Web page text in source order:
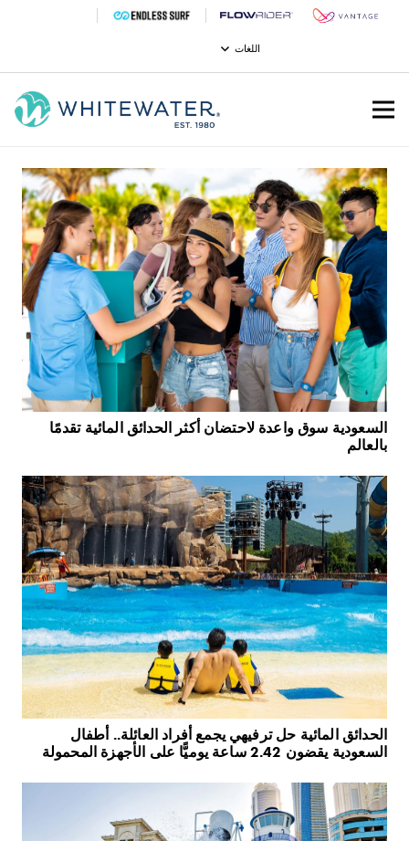
اللغات
السعودية سوق واعدة لاحتضان أكثر الحدائق المائية تقدمًا
بالعالم
الحدائق المائية حل ترفيهي يجمع أفراد العائلة.. أطفال
السعودية يقضون 2.42 ساعة يوميًّا على الأجهزة المحمولة